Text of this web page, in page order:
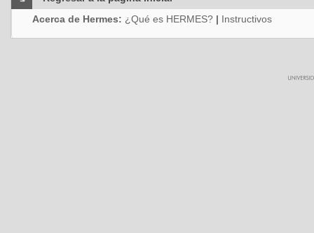
Acerca de Hermes: ¿Qué es HERMES? | Instructivos